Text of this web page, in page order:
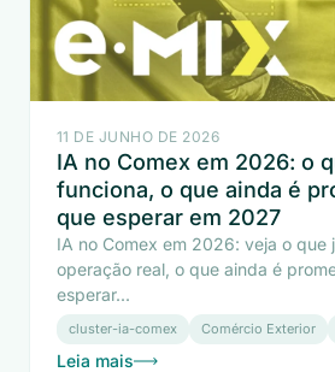
11 DE JUNHO DE 2026
IA no Comex em 2026: o
funciona, o que ainda é
que esperar em 2027
IA no Comex em 2026: veja o que
operação real, o que ainda é
esperar...
cluster-ia-comex Comércio Exterior
Leia mais